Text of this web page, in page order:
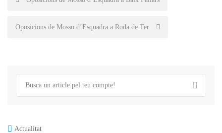
navigation
Oposicions de Mosso d’Esquadra a Roda de Ter
Actualitat